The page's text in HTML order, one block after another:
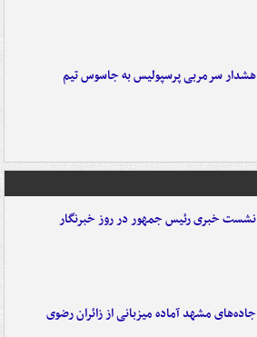
هشدار سرمربی پرسپولیس به جاسوس تیم
نشست خبری رئیس جمهور در روز خبرنگار
جاده‌های مشهد آماده میزبانی از زائران رضوی